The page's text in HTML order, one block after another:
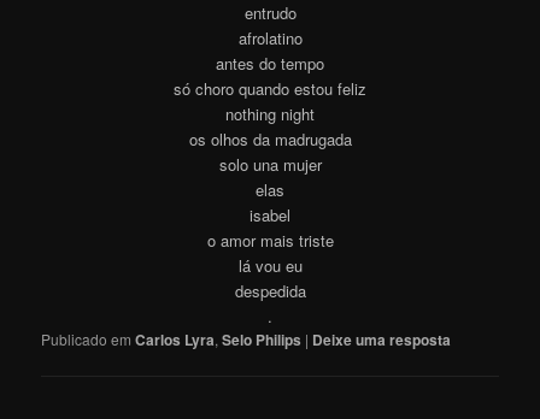
entrudo
afrolatino
antes do tempo
só choro quando estou feliz
nothing night
os olhos da madrugada
solo una mujer
elas
isabel
o amor mais triste
lá vou eu
despedida
.
Publicado em Carlos Lyra,Selo Philips | Deixe uma resposta